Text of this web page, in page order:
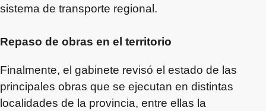
sistema de transporte regional.
Repaso de obras en el territorio
Finalmente, el gabinete revisó el estado de las
principales obras que se ejecutan en distintas
localidades de la provincia, entre ellas la